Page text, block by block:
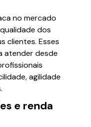
no mercado
dos
clientes. Esses
atender desde
agilidade
e renda